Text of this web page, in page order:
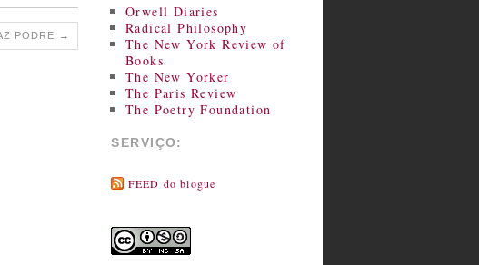
PODRE →
Orwell Diaries
Radical Philosophy
The New York Review of
Books
The New Yorker
The Paris Review
The Poetry Foundation
SERVIÇO:
FEED do blogue